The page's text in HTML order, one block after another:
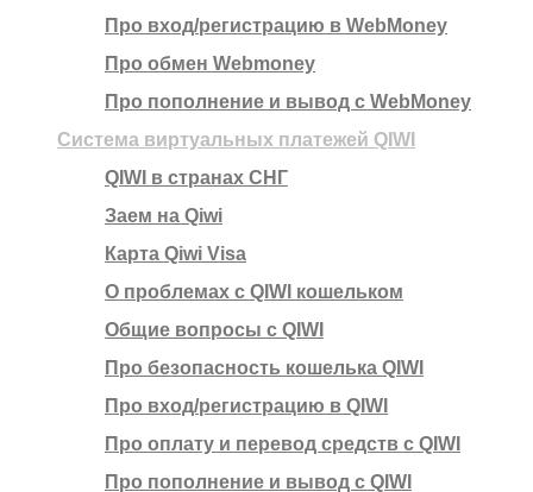
Про вход/регистрацию в WebMoney
Про обмен Webmoney
Про пополнение и вывод с WebMoney
Система виртуальных платежей QIWI
QIWI в странах СНГ
Заем на Qiwi
Карта Qiwi Visa
О проблемах с QIWI кошельком
Общие вопросы с QIWI
Про безопасность кошелька QIWI
Про вход/регистрацию в QIWI
Про оплату и перевод средств c QIWI
Про пополнение и вывод с QIWI